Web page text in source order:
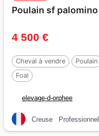
Poulain sf palomino
4 500 €
Cheval à vendre Poulain
Foal
elevage-d-orphee
Creuse Professionnel